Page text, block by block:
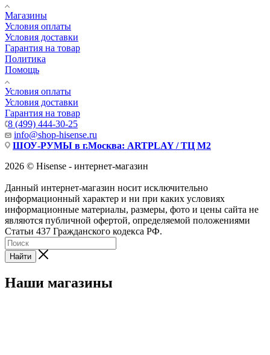
Магазины
Условия оплаты
Условия доставки
Гарантия на товар
Политика
Помощь
Условия оплаты
Условия доставки
Гарантия на товар
8 (499) 444-30-25
info@shop-hisense.ru
ШОУ-РУМЫ в г.Москва: ARTPLAY / ТЦ М2
2026 © Hisense - интернет-магазин
Данный интернет-магазин носит исключительно
информационный характер и ни при каких условиях
информационные материалы, размеры, фото и цены сайта не
являются публичной офертой, определяемой положениями
Статьи 437 Гражданского кодекса РФ.
Найти
Наши магазины